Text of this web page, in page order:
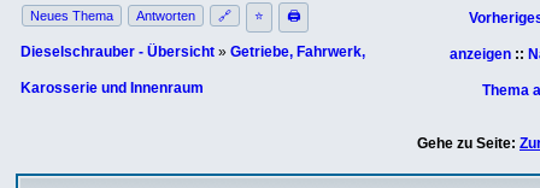
Neues Thema Antworten 🔗 ⭐ 🖨
Dieselschrauber - Übersicht » Getriebe, Fahrwerk,
Karosserie und Innenraum
anzeigen ::
Thema
Gehe zu Seite: